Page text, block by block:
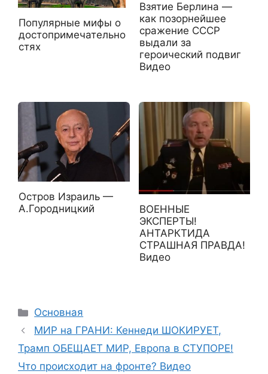
Популярные мифы о
достопримечательно
стях
Взятие Берлина —
как позорнейшее
сражение СССР
выдали за
героический подвиг
Видео
Остров Израиль —
А.Городницкий
ВОЕННЫЕ
ЭКСПЕРТЫ!
АНТАРКТИДА
СТРАШНАЯ ПРАВДА!
Видео
Рубрики
Основная
МИР на ГРАНИ: Кеннеди ШОКИРУЕТ,
Трамп ОБЕЩАЕТ МИР, Европа в СТУПОРЕ!
Что происходит на фронте? Видео